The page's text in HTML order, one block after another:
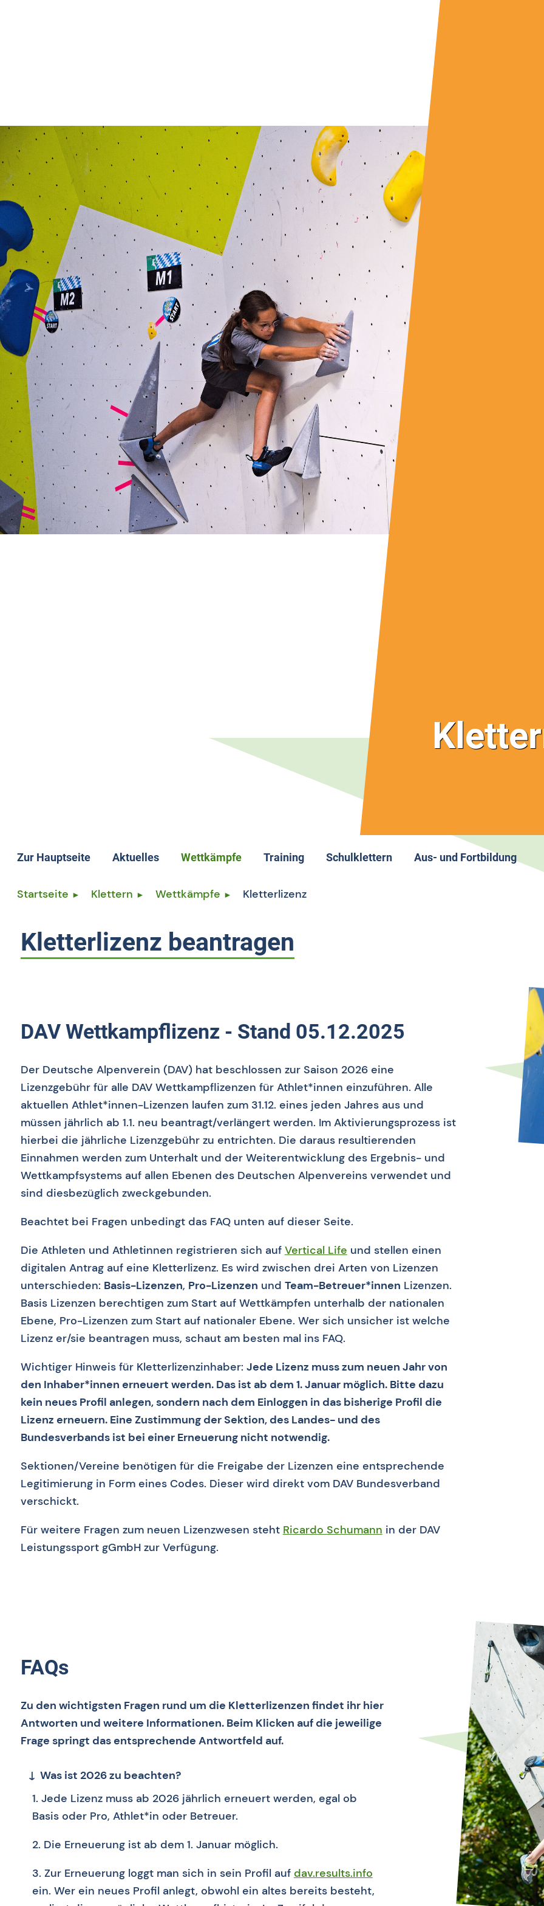
Zur Hauptseite Aktuelles
Wettkämpfe
Termine
Rangliste
Training
Talentsichtungszentrum
Landesleistungszentrum
Schulklettern
Aus- und Fortbildung
Aus- und Fortbildung
Startseite Klettern Wettkämpfe Kletterlizenz
Kletterlizenz beantragen
DAV Wettkampflizenz - Stand 05.12.2025
Der Deutsche Alpenverein (DAV) hat beschlossen zur Saison 2026 eine
Lizenzgebühr für alle DAV Wettkampflizenzen für Athlet*innen einzuführen. Alle
aktuellen Athlet*innen-Lizenzen laufen zum 31.12. eines jeden Jahres aus und
müssen jährlich ab 1.1. neu beantragt/verlängert werden. Im Aktivierungsprozess ist
hierbei die jährliche Lizenzgebühr zu entrichten. Die daraus resultierenden
Einnahmen werden zum Unterhalt und der Weiterentwicklung des Ergebnis- und
Wettkampfsystems auf allen Ebenen des Deutschen Alpenvereins verwendet und
sind diesbezüglich zweckgebunden.
Beachtet bei Fragen unbedingt das FAQ unten auf dieser Seite.
Die Athleten und Athletinnen registrieren sich auf Vertical Life und stellen einen
digitalen Antrag auf eine Kletterlizenz. Es wird zwischen drei Arten von Lizenzen
unterschieden: Basis-Lizenzen, Pro-Lizenzen und Team-Betreuer*innen Lizenzen.
Basis Lizenzen berechtigen zum Start auf Wettkämpfen unterhalb der nationalen
Ebene, Pro-Lizenzen zum Start auf nationaler Ebene. Wer sich unsicher ist welche
Lizenz er/sie beantragen muss, schaut am besten mal ins FAQ.
Wichtiger Hinweis für Kletterlizenzinhaber: Jede Lizenz muss zum neuen Jahr von
den Inhaber*innen erneuert werden. Das ist ab dem 1. Januar möglich. Bitte dazu
kein neues Profil anlegen, sondern nach dem Einloggen in das bisherige Profil die
Lizenz erneuern. Eine Zustimmung der Sektion, des Landes- und des
Bundesverbands ist bei einer Erneuerung nicht notwendig.
Sektionen/Vereine benötigen für die Freigabe der Lizenzen eine entsprechende
Legitimierung in Form eines Codes. Dieser wird direkt vom DAV Bundesverband
verschickt.
Für weitere Fragen zum neuen Lizenzwesen steht Ricardo Schumann in der DAV
Leistungssport gGmbH zur Verfügung.
FAQs
Zu den wichtigsten Fragen rund um die Kletterlizenzen findet ihr hier
Antworten und weitere Informationen. Beim Klicken auf die jeweilige
Frage springt das entsprechende Antwortfeld auf.
Was ist 2026 zu beachten?
1. Jede Lizenz muss ab 2026 jährlich erneuert werden, egal ob
Basis oder Pro, Athlet*in oder Betreuer.
2. Die Erneuerung ist ab dem 1. Januar möglich.
3. Zur Erneuerung loggt man sich in sein Profil auf dav.results.info
ein. Wer ein neues Profil anlegt, obwohl ein altes bereits besteht,